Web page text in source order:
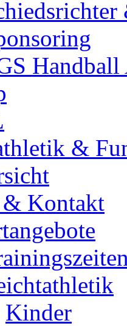
Handball
&
Kontakt
Kinder